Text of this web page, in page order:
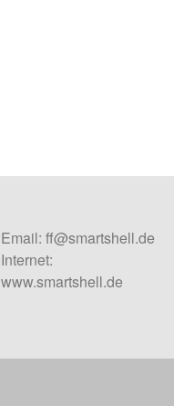
Email: ff@smartshell.de
Internet:
www.smartshell.de